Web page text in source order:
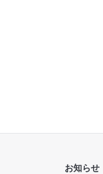
お知らせ